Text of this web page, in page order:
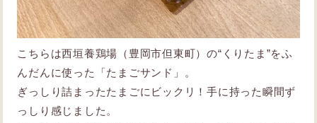
こちらは西垣養鶏場（豊岡市但東町）の“くりたま”をふ
んだんに使った「たまごサンド」。
ぎっしり詰まったたまごにビックリ！手に持った瞬間ず
っしり感じました。